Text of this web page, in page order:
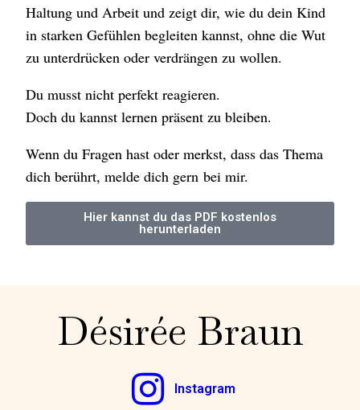
Haltung und Arbeit und zeigt dir, wie du dein Kind
in starken Gefühlen begleiten kannst, ohne die Wut
zu unterdrücken oder verdrängen zu wollen.
Du musst nicht perfekt reagieren.
Doch du kannst lernen präsent zu bleiben.
Wenn du Fragen hast oder merkst, dass das Thema
dich berührt, melde dich gern bei mir.
Hier kannst du das PDF kostenlos
herunterladen
Désirée Braun
Instagram